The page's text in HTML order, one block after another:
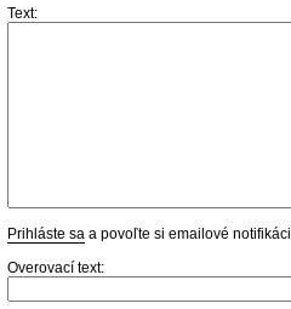
Text:
Prihláste sa a povoľte si emailové
Overovací text: